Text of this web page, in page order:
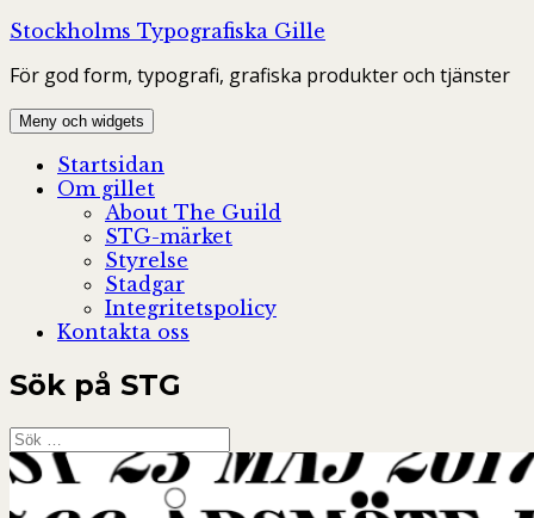
Hoppa
innehåll
Stockholms Typografiska Gille
För god form, typografi, grafiska produkter och tjänster
Meny och widgets
Startsidan
Om gillet
About The Guild
STG-märket
Styrelse
Stadgar
Integritetspolicy
Kontakta oss
Sök på STG
Sök
efter: